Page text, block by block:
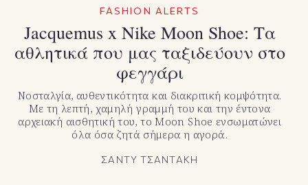
FASHION ALERTS
Jacquemus x Nike Moon Shoe: Τα
αθλητικά που μας ταξιδεύουν στο
φεγγάρι
Νοσταλγία, αυθεντικότητα και διακριτική κομψότητα.
Με τη λεπτή, χαμηλή γραμμή του και την έντονα
αρχειακή αισθητική του, το Moon Shoe ενσωματώνει
όλα όσα ζητά σήμερα η αγορά.
ΣΑΝΤΥ ΤΣΑΝΤΑΚΗ